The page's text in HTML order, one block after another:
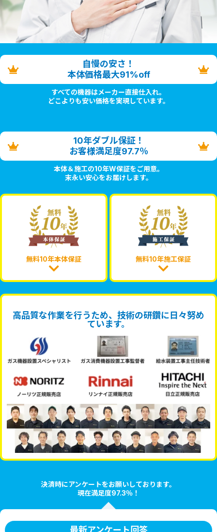
自慢の安さ！
本体価格最大91%off
すべての機器はメーカー直接仕入れ。
どこよりも安い価格を実現しています。
10年ダブル保証！
お客様満足度97.7％
本体＆施工の10年W保証をご用意。
末永い安心をお届けします。
無料10年本体保証 無料10年施工保証
高品質な作業を行うため、技術の研鑽に日々努め
ています。
決済時にアンケートをお願いしております。
現在満足度97.3％！